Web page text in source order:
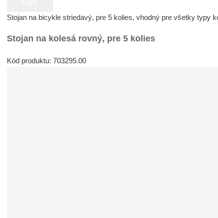
Stojan na bicykle striedavý, pre 5 kolies, vhodný pre všetky typy
Stojan na kolesá rovný, pre 5 kolies
Kód produktu: 703295.00